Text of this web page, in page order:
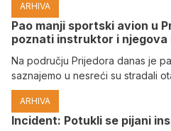
ARHIVA
Pao manji sportski avion u
poznati instruktor i njegova
Na području Prijedora danas je
saznajemo u nesreći su stradali
ARHIVA
Incident: Potukli se pijani